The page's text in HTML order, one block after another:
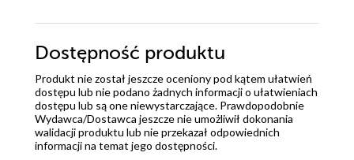
Dostępność produktu
Produkt nie został jeszcze oceniony pod kątem ułatwień
dostępu lub nie podano żadnych informacji o ułatwieniach
dostępu lub są one niewystarczające. Prawdopodobnie
Wydawca/Dostawca jeszcze nie umożliwił dokonania
walidacji produktu lub nie przekazał odpowiednich
informacji na temat jego dostępności.